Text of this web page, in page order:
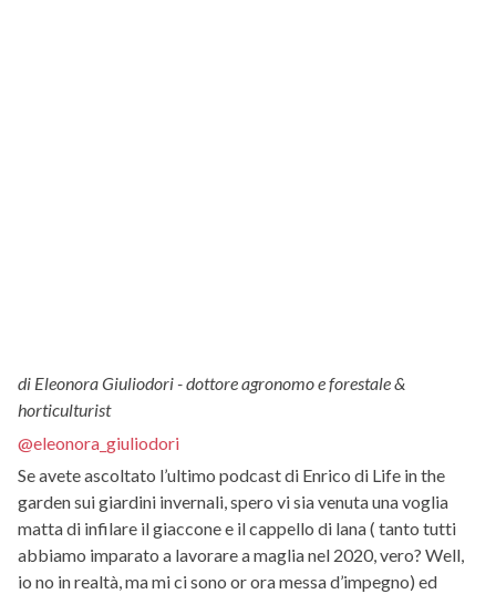
di Eleonora Giuliodori - dottore agronomo e forestale &
horticulturist
@eleonora_giuliodori
Se avete ascoltato l’ultimo podcast di Enrico di Life in the
garden sui giardini invernali, spero vi sia venuta una voglia
matta di infilare il giaccone e il cappello di lana ( tanto tutti
abbiamo imparato a lavorare a maglia nel 2020, vero? Well,
io no in realtà, ma mi ci sono or ora messa d’impegno) ed